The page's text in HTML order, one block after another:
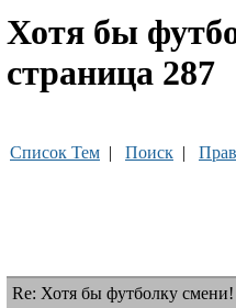
Хотя бы
страница 287
Список Тем | Поиск |
Re: Хотя бы футболку смени!